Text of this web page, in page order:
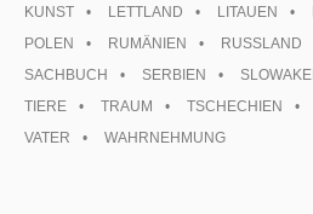
KUNST
LETTLAND LITAUEN
POLEN
RUMÄNIEN RUSSLAND
SACHBUCH
SERBIEN SLOWAKEI
TIERE
TRAUM TSCHECHIEN
VATER
WAHRNEHMUNG